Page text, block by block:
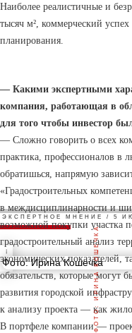
ЭКСПЕРТНОЕ МНЕНИЕ / 5
ФОТО: ИРИНА КОШЕЧКА
Фото: Ирина Кошечка
Наиболее реалистичные и
тысяч м², коммерческий
планирования.
— Какими экспертными
компания, работающая в
для того чтобы инвестор
— Сложно говорить о всех
практика, профессионалов в
обратишься, напрямую
«Градостроительных
в междисциплинарности и
возможной покупки участка
градостроительный анализ
экономических показателей,
обязательств, которые могут
развития городской
к анализу проекта — как
В портфеле компании —